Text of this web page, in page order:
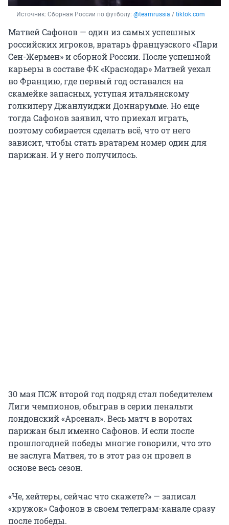
Источник: Сборная России по футболу: @teamrussia / tiktok.com
Матвей Сафонов — один из самых успешных
российских игроков, вратарь французского «Пари
Сен-Жермен» и сборной России. После успешной
карьеры в составе ФК «Краснодар» Матвей уехал
во Францию, где первый год оставался на
скамейке запасных, уступая итальянскому
голкиперу Джанлуиджи Доннарумме. Но еще
тогда Сафонов заявил, что приехал играть,
поэтому собирается сделать всё, что от него
зависит, чтобы стать вратарем номер один для
парижан. И у него получилось.
30 мая ПСЖ второй год подряд стал победителем
Лиги чемпионов, обыграв в серии пенальти
лондонский «Арсенал». Весь матч в воротах
парижан был именно Сафонов. И если после
прошлогодней победы многие говорили, что это
не заслуга Матвея, то в этот раз он провел в
основе весь сезон.
«Че, хейтеры, сейчас что скажете?» — записал
«кружок» Сафонов в своем телеграм-канале сразу
после победы.